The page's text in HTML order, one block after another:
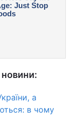
а
в чому